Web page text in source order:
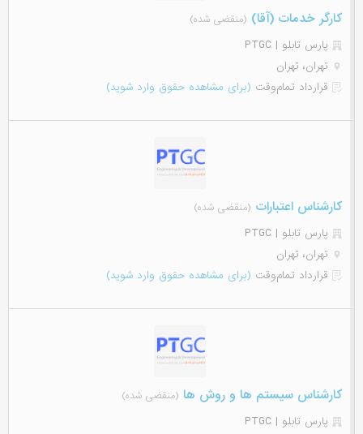
کارگر خدمات (آقا) (منقضی شده)
پارس تابلو | PTGC
تهران، تهران
قرارداد تمام‌وقت (برای مشاهده حقوق وارد شوید)
کارشناس اعتبارات (منقضی شده)
پارس تابلو | PTGC
تهران، تهران
قرارداد تمام‌وقت (برای مشاهده حقوق وارد شوید)
کارشناس سیستم ها و روش ها (منقضی شده)
پارس تابلو | PTGC